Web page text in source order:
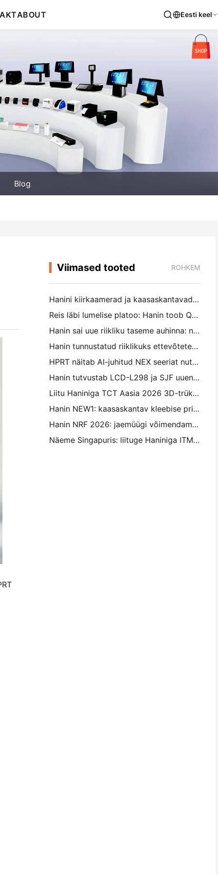
ABOUT Eesti keel
Blog
Viimased tooted ROHKEM
Hanini kiirkaamerad ja kaasaskantavad fotoprinterid meelitavad IEAE Shenzhenis 2026 suurt huvi
Reis läbi lumelise platoo: Hanin toob Qamdo lastele fotograafia haridusprogramme
Hanin sai uue riikliku taseme auhinna: nimetati "2026 Made in China · Trusted Brand by Consumers"
Hanin tunnustatud riiklikuks ettevõtete tehnoloogia keskuseks innovatsioonijuhtimiseks
HPRT näitab AI-juhitud NEX seeriat nutikaks jaemüügiks CHINASHOP 2026
Hanin tutvustab LCD-L298 ja SJF uuendusi tööstusliku 3D-trükkimise jaoks TCT Asia 2026
Liitu Haniniga TCT Aasia 2026 3D-trükkimise näitusel
Hanin NEW1: kaasaskantav kleebise printer teeb teed Jaapani LOFT poodidesse
Hanin NRF 2026: jaemüügi võimendamine täisstsenaariumi intelligentsete trükilahendustega
Näeme Singapuris: liituge Haniniga ITMA ASIA 2025-l, et näha uusimat digitaaltrükitehnoloogiat